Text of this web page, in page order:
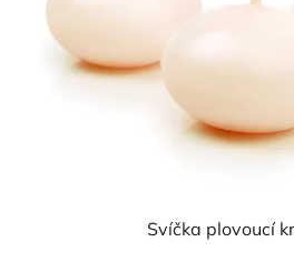
Svíčka plovoucí